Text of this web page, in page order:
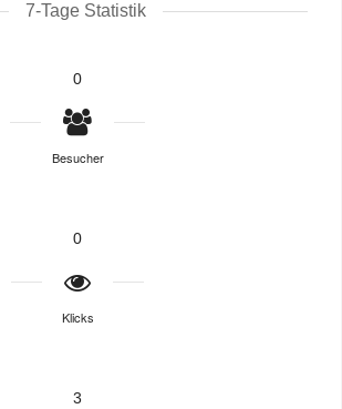
7-Tage Statistik
0
Besucher
0
Klicks
3